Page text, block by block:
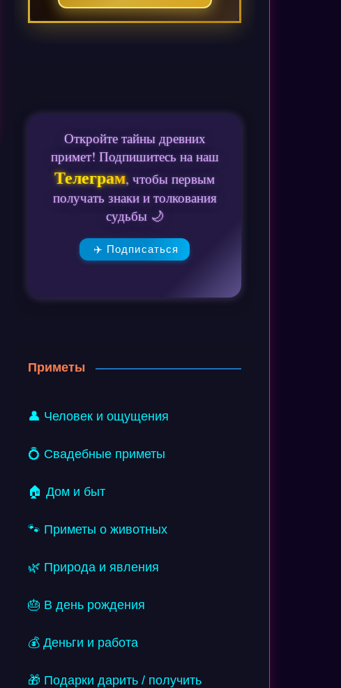
Откройте тайны древних
примет! Подпишитесь на наш
Телеграм, чтобы первым
получать знаки и толкования
судьбы 🌙
✈️ Подписаться
Приметы
👤 Человек и ощущения
💍 Свадебные приметы
🏠 Дом и быт
🐾 Приметы о животных
🌿 Природа и явления
🎂 В день рождения
💰 Деньги и работа
🎁 Подарки дарить / получить